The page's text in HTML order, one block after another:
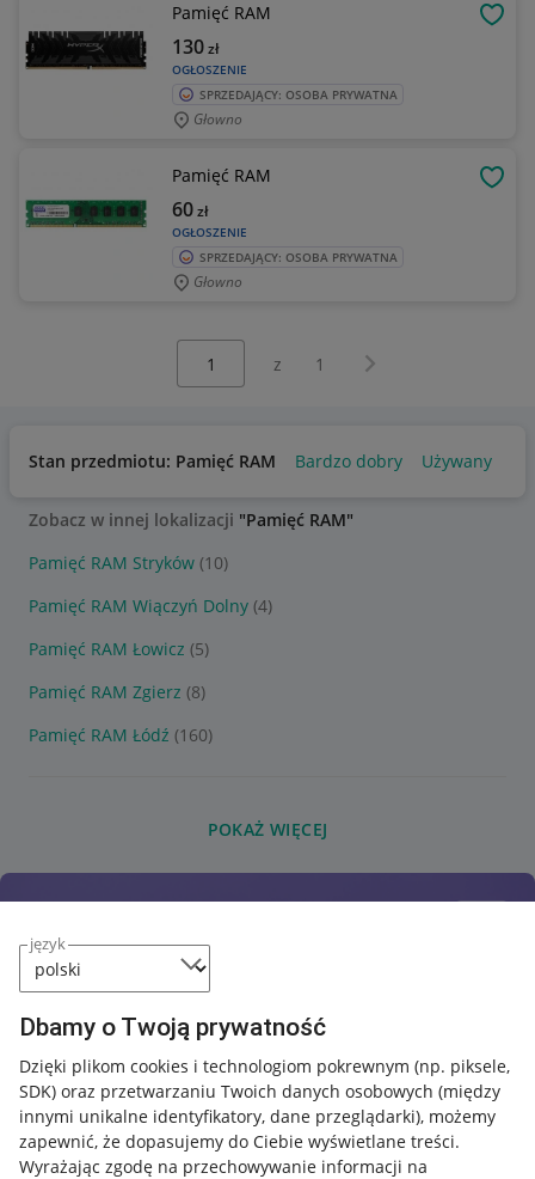
język
Dbamy o Twoją prywatność
Dzięki plikom cookies i technologiom pokrewnym (np. piksele,
SDK) oraz przetwarzaniu Twoich danych osobowych (między
innymi unikalne identyfikatory, dane przeglądarki), możemy
zapewnić, że dopasujemy do Ciebie wyświetlane treści.
Wyrażając zgodę na przechowywanie informacji na
Pamięć RAM
OGŁOSZENIE
130zł
SPRZEDAJĄCY: OSOBA PRYWATNA
Głowno
Pamięć RAM
OGŁOSZENIE
60zł
SPRZEDAJĄCY: OSOBA PRYWATNA
Głowno
z 1 Następna strona
Stan przedmiotu: Pamięć RAM Bardzo dobry Używany
Zobacz w innej lokalizacji "Pamięć RAM"
Pamięć RAM Stryków (10)
Pamięć RAM Wiączyń Dolny (4)
Pamięć RAM Łowicz (5)
Pamięć RAM Zgierz (8)
Pamięć RAM Łódź (160)
POKAŻ WIĘCEJ